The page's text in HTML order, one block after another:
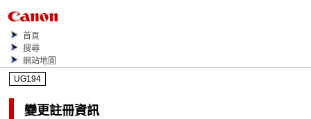
首頁
搜尋
網站地圖
UG194
變更註冊資訊